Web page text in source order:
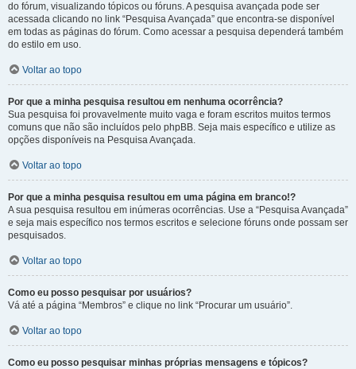
do fórum, visualizando tópicos ou fóruns. A pesquisa avançada pode ser
acessada clicando no link “Pesquisa Avançada” que encontra-se disponível
em todas as páginas do fórum. Como acessar a pesquisa dependerá também
do estilo em uso.
Voltar ao topo
Por que a minha pesquisa resultou em nenhuma ocorrência?
Sua pesquisa foi provavelmente muito vaga e foram escritos muitos termos
comuns que não são incluídos pelo phpBB. Seja mais específico e utilize as
opções disponíveis na Pesquisa Avançada.
Voltar ao topo
Por que a minha pesquisa resultou em uma página em branco!?
A sua pesquisa resultou em inúmeras ocorrências. Use a “Pesquisa Avançada”
e seja mais específico nos termos escritos e selecione fóruns onde possam ser
pesquisados.
Voltar ao topo
Como eu posso pesquisar por usuários?
Vá até a página “Membros” e clique no link “Procurar um usuário”.
Voltar ao topo
Como eu posso pesquisar minhas próprias mensagens e tópicos?